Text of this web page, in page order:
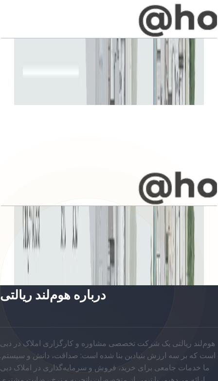
Jebel Ali Village, Villa, 5BR, Type D1, Upper-
Entry Level, 4865 SQFT
Jebel Ali Village, Villa, 5BR, Type D2,
Penthouse-Upper-Entry Level, 5936 SQFT
باز کردن چیدمان
درباره هوم‌لند ریالتی
هوم‌لند ریالتی یک شرکت تخصصی مشاوره و کارگزاری املاک در دبی
است که بر سه ارزش بنیادین بنا شده است: صداقت، دانش و سیستم.
ما خدمات جامعی برای خرید، فروش و سرمایه‌گذاری در املاک دبی